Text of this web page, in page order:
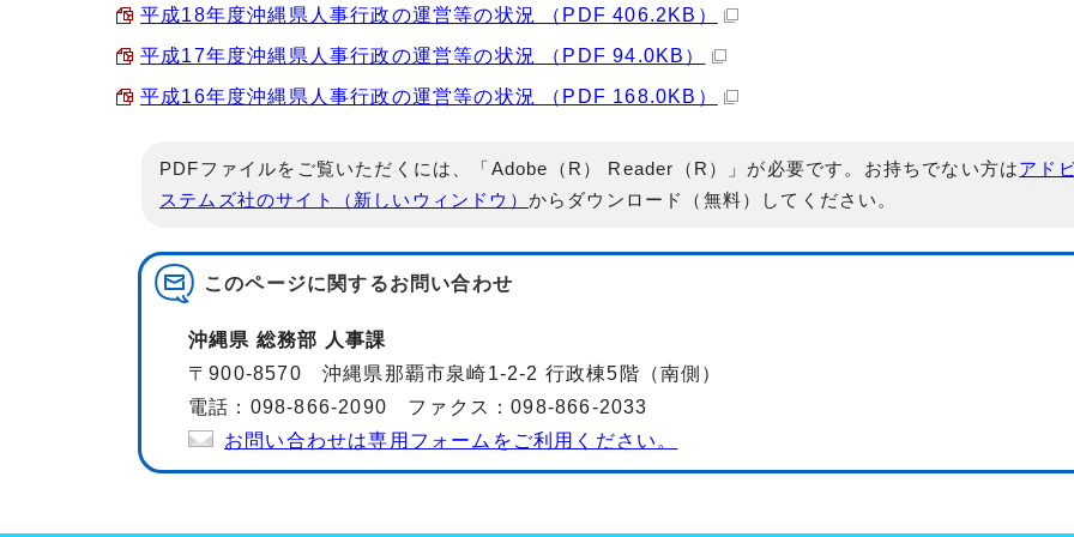
平成18年度沖縄県人事行政の運営等の状況 （PDF 406.2KB）
平成17年度沖縄県人事行政の運営等の状況 （PDF 94.0KB）
平成16年度沖縄県人事行政の運営等の状況 （PDF 168.0KB）
PDFファイルをご覧いただくには、「Adobe（R） Reader（R）」が必要です。お持ちでない方はアド
ステムズ社のサイト（新しいウィンドウ） からダウンロード（無料）してください。
このページに関するお問い合わせ
沖縄県 総務部 人事課
〒900-8570 沖縄県那覇市泉崎1-2-2 行政棟5階（南側）
電話：098-866-2090 ファクス：098-866-2033
お問い合わせは専用フォームをご利用ください。